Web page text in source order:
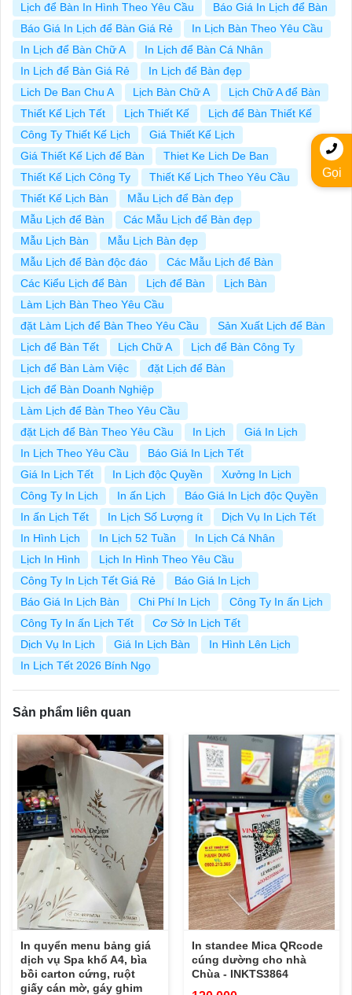
Lịch để Bàn In Hình Theo Yêu Cầu
Báo Giá In Lịch để Bàn
Báo Giá In Lịch để Bàn Giá Rẻ
In Lịch Bàn Theo Yêu Cầu
In Lịch để Bàn Chữ A
In Lịch để Bàn Cá Nhân
In Lịch để Bàn Giá Rẻ
In Lịch để Bàn đẹp
Lich De Ban Chu A
Lịch Bàn Chữ A
Lịch Chữ A để Bàn
Thiết Kế Lịch Tết
Lịch Thiết Kế
Lịch để Bàn Thiết Kế
Công Ty Thiết Kế Lịch
Giá Thiết Kế Lịch
Giá Thiết Kế Lịch để Bàn
Thiet Ke Lich De Ban
Thiết Kế Lịch Công Ty
Thiết Kế Lịch Theo Yêu Cầu
Thiết Kế Lịch Bàn
Mẫu Lịch để Bàn đẹp
Mẫu Lịch để Bàn
Các Mẫu Lịch để Bàn đẹp
Mẫu Lịch Bàn
Mẫu Lịch Bàn đẹp
Mẫu Lịch để Bàn độc đáo
Các Mẫu Lịch để Bàn
Các Kiểu Lịch để Bàn
Lịch để Bàn
Lịch Bàn
Làm Lịch Bàn Theo Yêu Cầu
đặt Làm Lịch để Bàn Theo Yêu Cầu
Sản Xuất Lịch để Bàn
Lịch để Bàn Tết
Lịch Chữ A
Lịch để Bàn Công Ty
Lịch để Bàn Làm Việc
đặt Lịch để Bàn
Lịch để Bàn Doanh Nghiệp
Làm Lịch để Bàn Theo Yêu Cầu
đặt Lịch để Bàn Theo Yêu Cầu
In Lịch
Giá In Lịch
In Lịch Theo Yêu Cầu
Báo Giá In Lịch Tết
Giá In Lịch Tết
In Lịch độc Quyền
Xưởng In Lịch
Công Ty In Lịch
In ấn Lịch
Báo Giá In Lịch độc Quyền
In ấn Lịch Tết
In Lịch Số Lượng ít
Dịch Vụ In Lịch Tết
In Hình Lịch
In Lịch 52 Tuần
In Lịch Cá Nhân
Lịch In Hình
Lịch In Hình Theo Yêu Cầu
Công Ty In Lịch Tết Giá Rẻ
Báo Giá In Lịch
Báo Giá In Lịch Bàn
Chi Phí In Lịch
Công Ty In ấn Lịch
Công Ty In ấn Lịch Tết
Cơ Sở In Lịch Tết
Dịch Vụ In Lịch
Giá In Lịch Bàn
In Hình Lên Lịch
In Lịch Tết 2026 Bính Ngọ
Sản phẩm liên quan
In quyển menu bảng giá
dịch vụ Spa khổ A4, bìa
bồi carton cứng, ruột
giấy cán mờ, gáy ghim
In standee Mica QRcode
cúng dường cho nhà
Chùa - INKTS3864
Gọi